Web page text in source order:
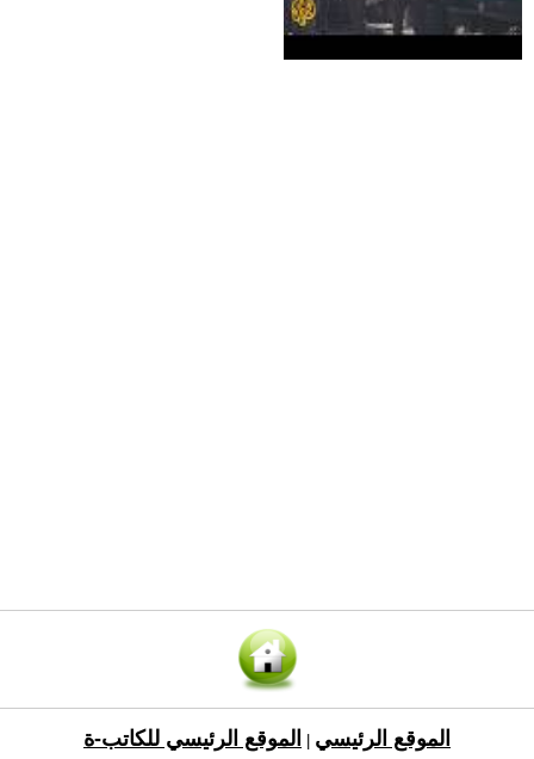
الموقع الرئيسي الموقع الرئيسي للكاتب-ة